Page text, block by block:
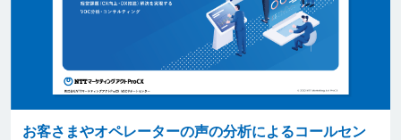
お客さまやオペレーターの声の分析によるコールセン